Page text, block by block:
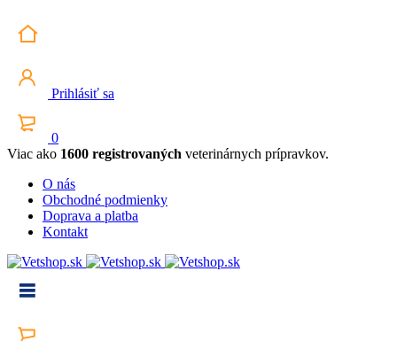
Prihlásiť sa
0
Viac ako 1600 registrovaných veterinárnych prípravkov.
O nás
Obchodné podmienky
Doprava a platba
Kontakt